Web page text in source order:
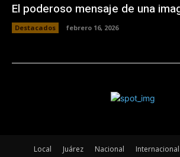
El poderoso mensaje de una
Destacados febrero 16, 2026
Local Juárez Nacional Internacional